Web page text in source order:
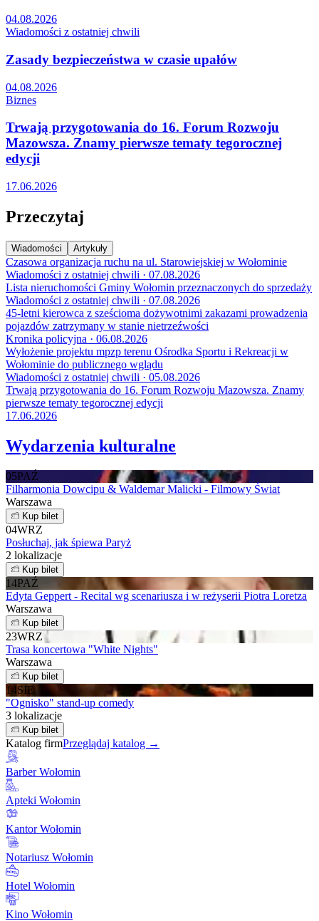
04.08.2026
Wiadomości z ostatniej chwili
Zasady bezpieczeństwa w czasie upałów
04.08.2026
Biznes
Trwają przygotowania do 16. Forum Rozwoju
Mazowsza. Znamy pierwsze tematy tegorocznej
edycji
17.06.2026
Przeczytaj
Wiadomości Artykuły
Czasowa organizacja ruchu na ul. Starowiejskiej w Wołominie
Wiadomości z ostatniej chwili · 07.08.2026
Lista nieruchomości Gminy Wołomin przeznaczonych do sprzedaży
Wiadomości z ostatniej chwili · 07.08.2026
45-letni kierowca z sześcioma dożywotnimi zakazami prowadzenia
pojazdów zatrzymany w stanie nietrzeźwości
Kronika policyjna · 06.08.2026
Wyłożenie projektu mpzp terenu Ośrodka Sportu i Rekreacji w
Wołominie do publicznego wglądu
Wiadomości z ostatniej chwili · 05.08.2026
Trwają przygotowania do 16. Forum Rozwoju Mazowsza. Znamy
pierwsze tematy tegorocznej edycji
17.06.2026
Wydarzenia kulturalne
05PAŹ
Filharmonia Dowcipu & Waldemar Malicki - Filmowy Świat
Warszawa
Kup bilet
04WRZ
Posłuchaj, jak śpiewa Paryż
2 lokalizacje
Kup bilet
14PAŹ
Edyta Geppert - Recital wg scenariusza i w reżyserii Piotra Loretza
Warszawa
Kup bilet
23WRZ
Trasa koncertowa "White Nights"
Warszawa
Kup bilet
14SIE
"Ognisko" stand-up comedy
3 lokalizacje
Kup bilet
Katalog firmPrzeglądaj katalog →
Barber Wołomin
Apteki Wołomin
Kantor Wołomin
Notariusz Wołomin
Hotel Wołomin
Kino Wołomin